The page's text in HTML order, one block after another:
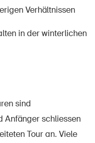
Verhältnissen
in der winterlichen
sind
Anfänger schliessen
Tour an. Viele